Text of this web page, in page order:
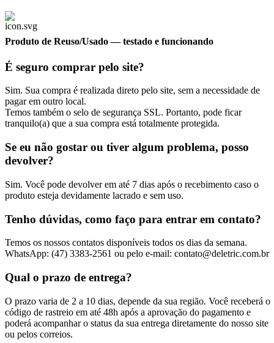
Produto de Reuso/Usado— testado e funcionando
É seguro comprar pelo site?
Sim. Sua compra é realizada direto pelo site, sem a necessidade de
pagar em outro local.
Temos também o selo de segurança SSL. Portanto, pode ficar
tranquilo(a) que a sua compra está totalmente protegida.
Se eu não gostar ou tiver algum problema, posso
devolver?
Sim. Você pode devolver em até 7 dias após o recebimento caso o
produto esteja devidamente lacrado e sem uso.
Tenho dúvidas, como faço para entrar em contato?
Temos os nossos contatos disponíveis todos os dias da semana.
WhatsApp: (47) 3383-2561 ou pelo e-mail: contato@deletric.com.br
Qual o prazo de entrega?
O prazo varia de 2 a 10 dias, depende da sua região. Você receberá o
código de rastreio em até 48h após a aprovação do pagamento e
poderá acompanhar o status da sua entrega diretamente do nosso site
ou pelos correios.